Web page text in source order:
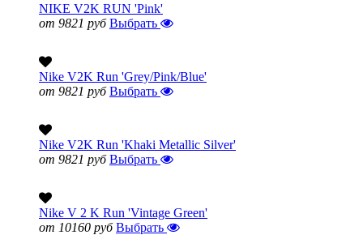
NIKE V2K RUN 'Pink'
от 9821 руб Выбрать
Nike V2K Run 'Grey/Pink/Blue'
от 9821 руб Выбрать
Nike V2K Run 'Khaki Metallic Silver'
от 9821 руб Выбрать
Nike V 2 K Run 'Vintage Green'
от 10160 руб Выбрать